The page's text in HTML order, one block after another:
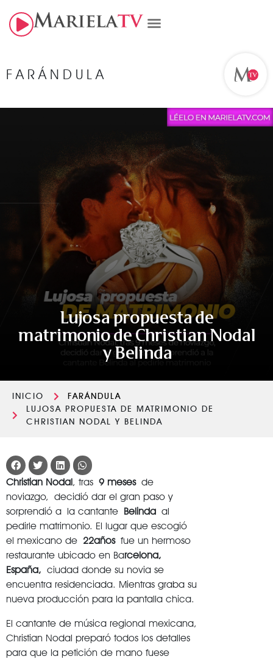
FARÁNDULA
Lujosa propuesta de
matrimonio de Christian Nodal
y Belinda
INICIO
FARÁNDULA
LUJOSA PROPUESTA DE MATRIMONIO DE
CHRISTIAN NODAL Y BELINDA
Christian Nodal, tras 9 meses de
noviazgo, decidió dar el gran paso y
sorprendió a la cantante Belinda al
pedirle matrimonio. El lugar que escogió
el mexicano de 22añosfue un hermoso
restaurante ubicado en Barcelona,
España, ciudad donde su novia se
encuentra residenciada. Mientras graba su
nueva producción para la pantalla chica.
El cantante de música regional mexicana,
Christian Nodal preparó todos los detalles
para que la petición de mano fuese